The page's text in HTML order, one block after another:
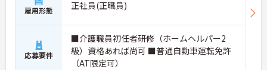
雇用形態 正社員(正職員)
応募要件
■介護職員初任者研修（ホームヘルパー2
級）資格あれば尚可 ■普通自動車運転免許
（AT限定可）